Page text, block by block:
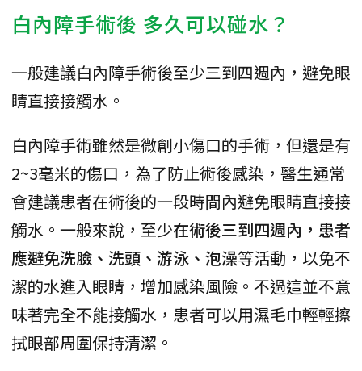
白內障手術後 多久可以碰水？
一般建議白內障手術後至少三到四週內，避免眼
睛直接接觸水。
白內障手術雖然是微創小傷口的手術，但還是有
2~3毫米的傷口，為了防止術後感染，醫生通常
會建議患者在術後的一段時間內避免眼睛直接接
觸水。一般來說，至少在術後三到四週內，患者
應避免洗臉、洗頭、游泳、泡澡等活動，以免不
潔的水進入眼睛，增加感染風險。不過這並不意
味著完全不能接觸水，患者可以用濕毛巾輕輕擦
拭眼部周圍保持清潔。